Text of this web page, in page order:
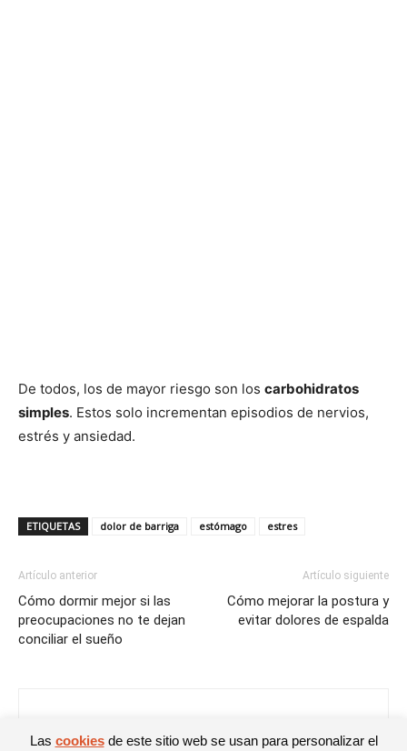
De todos, los de mayor riesgo son los carbohidratos
simples. Estos solo incrementan episodios de nervios,
estrés y ansiedad.
ETIQUETAS dolor de barriga estómago estres
Artículo anterior
Cómo dormir mejor si las
preocupaciones no te dejan
conciliar el sueño
Artículo siguiente
Cómo mejorar la postura y
evitar dolores de espalda
Las cookiesde este sitio web se usan para personalizar el